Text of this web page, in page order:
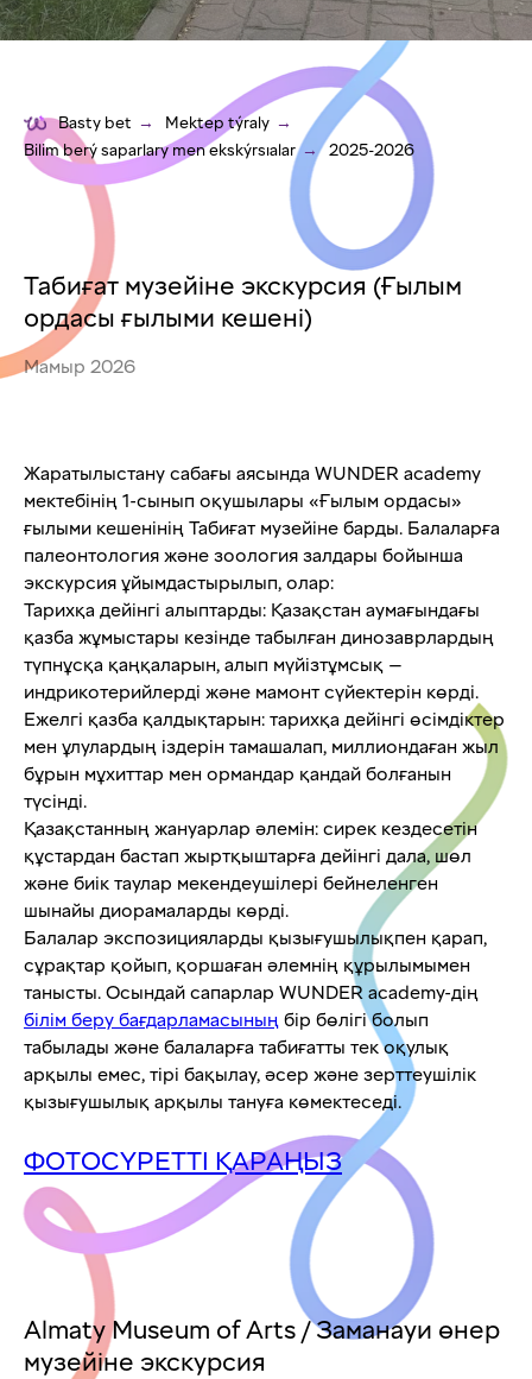
Basty bet → Mektep týraly →
Bilim berý saparlary men ekskýrsıalar → 2025-2026
Табиғат музейіне экскурсия (Ғылым
ордасы ғылыми кешені)
Мамыр 2026
Жаратылыстану сабағы аясында WUNDER academy
мектебінің 1-сынып оқушылары «Ғылым ордасы»
ғылыми кешенінің Табиғат музейіне барды. Балаларға
палеонтология және зоология залдары бойынша
экскурсия ұйымдастырылып, олар:
Тарихқа дейінгі алыптарды: Қазақстан аумағындағы
қазба жұмыстары кезінде табылған динозаврлардың
түпнұсқа қаңқаларын, алып мүйізтұмсық —
индрикотерийлерді және мамонт сүйектерін көрді.
Ежелгі қазба қалдықтарын: тарихқа дейінгі өсімдіктер
мен ұлулардың іздерін тамашалап, миллиондаған жыл
бұрын мұхиттар мен ормандар қандай болғанын
түсінді.
Қазақстанның жануарлар әлемін: сирек кездесетін
құстардан бастап жыртқыштарға дейінгі дала, шөл
және биік таулар мекендеушілері бейнеленген
шынайы диорамаларды көрді.
Балалар экспозицияларды қызығушылықпен қарап,
сұрақтар қойып, қоршаған әлемнің құрылымымен
танысты. Осындай сапарлар WUNDER academy-дің
білім беру бағдарламасының бір бөлігі болып
табылады және балаларға табиғатты тек оқулық
арқылы емес, тірі бақылау, әсер және зерттеушілік
қызығушылық арқылы тануға көмектеседі.
ФОТОСҮРЕТТІ ҚАРАҢЫЗ
Almaty Museum of Arts / Заманауи өнер
музейіне экскурсия